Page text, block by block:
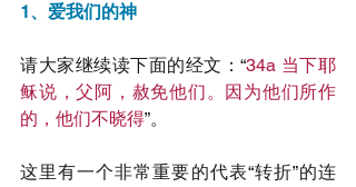
1、爱我们的神
请大家继续读下面的经文：“34a 当下耶
稣说，父阿，赦免他们。因为他们所作
的，他们不晓得”。
这里有一个非常重要的代表“转折”的连